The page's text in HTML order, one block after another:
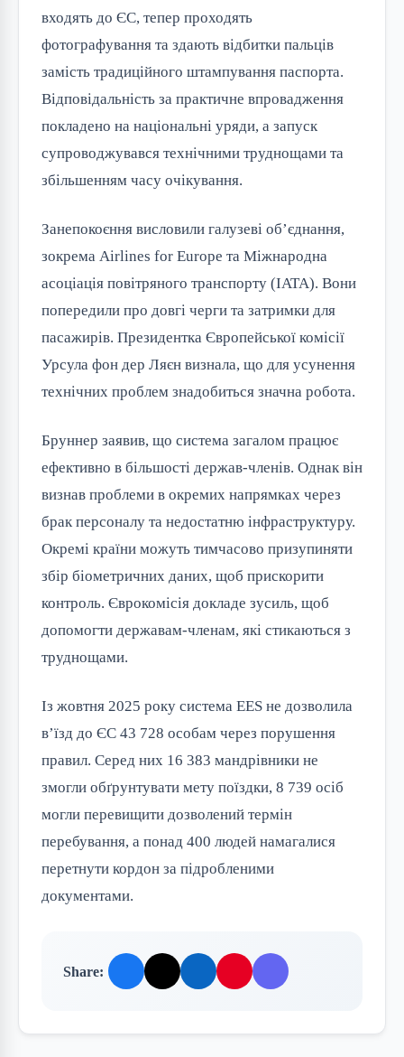
входять до ЄС, тепер проходять
фотографування та здають відбитки пальців
замість традиційного штампування паспорта.
Відповідальність за практичне впровадження
покладено на національні уряди, а запуск
супроводжувався технічними труднощами та
збільшенням часу очікування.
Занепокоєння висловили галузеві об’єднання,
зокрема Airlines for Europe та Міжнародна
асоціація повітряного транспорту (IATA). Вони
попередили про довгі черги та затримки для
пасажирів. Президентка Європейської комісії
Урсула фон дер Ляєн визнала, що для усунення
технічних проблем знадобиться значна робота.
Бруннер заявив, що система загалом працює
ефективно в більшості держав-членів. Однак він
визнав проблеми в окремих напрямках через
брак персоналу та недостатню інфраструктуру.
Окремі країни можуть тимчасово призупиняти
збір біометричних даних, щоб прискорити
контроль. Єврокомісія докладе зусиль, щоб
допомогти державам-членам, які стикаються з
труднощами.
Із жовтня 2025 року система EES не дозволила
в’їзд до ЄС 43 728 особам через порушення
правил. Серед них 16 383 мандрівники не
змогли обґрунтувати мету поїздки, 8 739 осіб
могли перевищити дозволений термін
перебування, а понад 400 людей намагалися
перетнути кордон за підробленими
документами.
Share: